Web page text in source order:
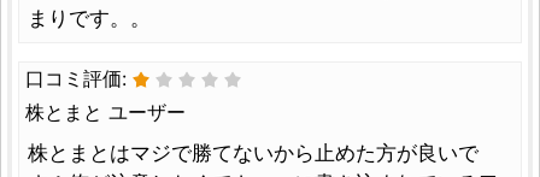
まりです。。
口コミ評価:
株とまと ユーザー
株とまとはマジで勝てないから止めた方が良いで